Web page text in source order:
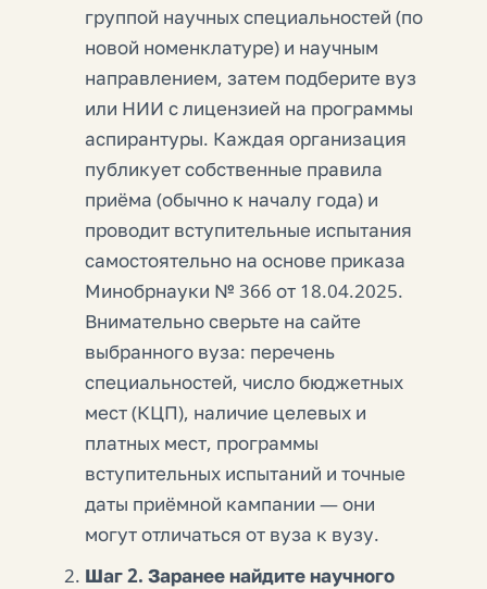
группой научных специальностей (по
новой номенклатуре) и научным
направлением, затем подберите вуз
или НИИ с лицензией на программы
аспирантуры. Каждая организация
публикует собственные правила
приёма (обычно к началу года) и
проводит вступительные испытания
самостоятельно на основе приказа
Минобрнауки № 366 от 18.04.2025.
Внимательно сверьте на сайте
выбранного вуза: перечень
специальностей, число бюджетных
мест (КЦП), наличие целевых и
платных мест, программы
вступительных испытаний и точные
даты приёмной кампании — они
могут отличаться от вуза к вузу.
Шаг 2. Заранее найдите научного